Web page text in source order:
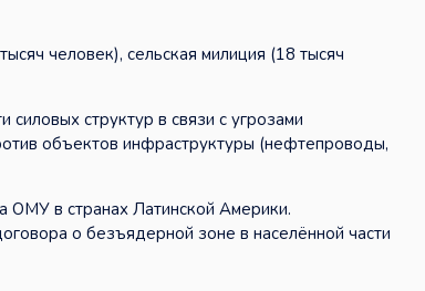
человек), сельская милиция (18 тысяч
структур в связи с угрозами
объектов инфраструктуры (нефтепроводы,
ОМУ в странах Латинской Америки.
о безъядерной зоне в населённой части